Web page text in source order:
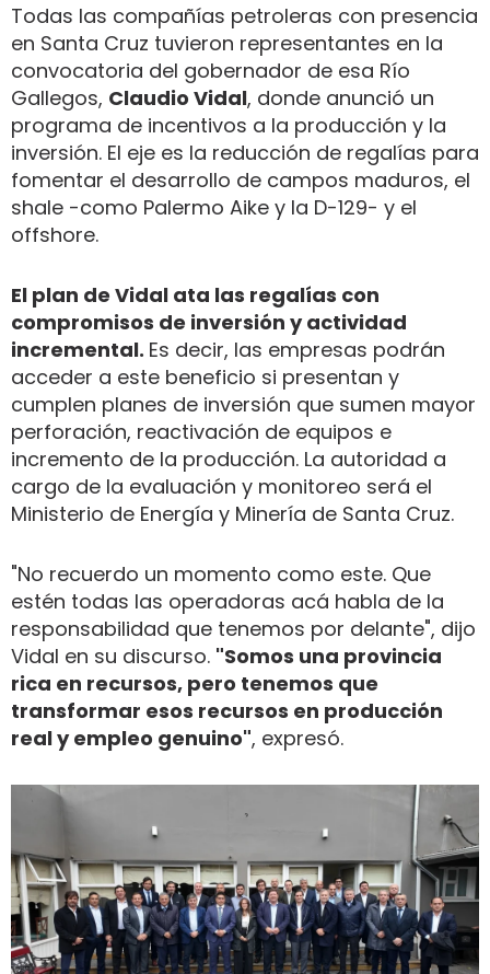
Todas las compañías petroleras con presencia
en Santa Cruz tuvieron representantes en la
convocatoria del gobernador de esa Río
Gallegos, Claudio Vidal, donde anunció un
programa de incentivos a la producción y la
inversión. El eje es la reducción de regalías para
fomentar el desarrollo de campos maduros, el
shale -como Palermo Aike y la D-129- y el
offshore.
El plan de Vidal ata las regalías con
compromisos de inversión y actividad
incremental. Es decir, las empresas podrán
acceder a este beneficio si presentan y
cumplen planes de inversión que sumen mayor
perforación, reactivación de equipos e
incremento de la producción. La autoridad a
cargo de la evaluación y monitoreo será el
Ministerio de Energía y Minería de Santa Cruz.
"No recuerdo un momento como este. Que
estén todas las operadoras acá habla de la
responsabilidad que tenemos por delante", dijo
Vidal en su discurso. "Somos una provincia
rica en recursos, pero tenemos que
transformar esos recursos en producción
real y empleo genuino", expresó.